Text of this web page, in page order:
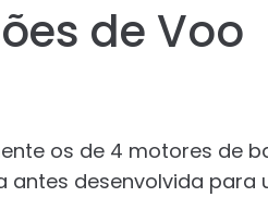
de Voo
os de 4 motores de
desenvolvida para